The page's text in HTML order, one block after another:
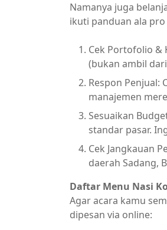
​Namanya juga
ikuti panduan ala pro
Cek Portofolio &
(bukan ambil
Respon Penjual:
manajemen
Sesuaikan
standar pasar.
Cek Jangkauan
daerah Sadang,
Daftar Menu Nasi
​Agar acara kamu
dipesan via online: